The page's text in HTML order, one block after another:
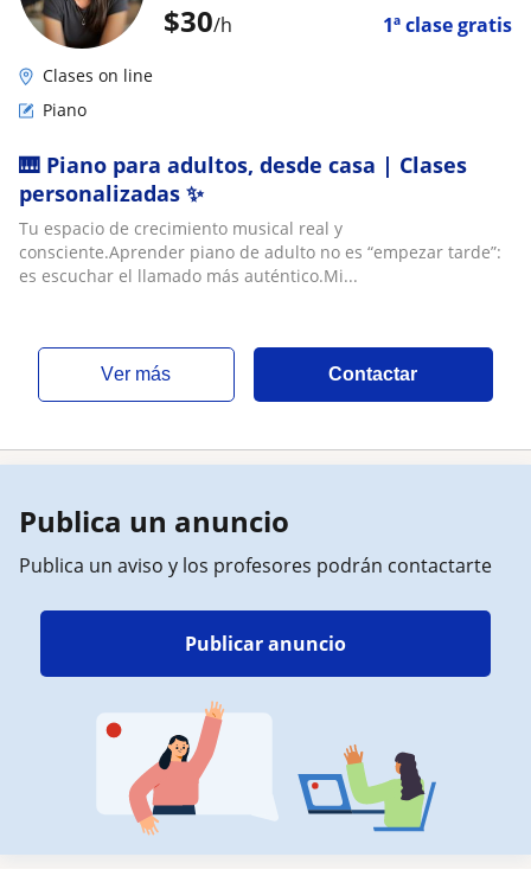
$30/h 1ª clase gratis
Clases on line
Piano
🎹 Piano para adultos, desde casa | Clases
personalizadas ✨
Tu espacio de crecimiento musical real y
consciente.Aprender piano de adulto no es “empezar tarde”:
es escuchar el llamado más auténtico.Mi...
ver más Contactar
Publica un anuncio
Publica un aviso y los profesores podrán contactarte
Publicar anuncio